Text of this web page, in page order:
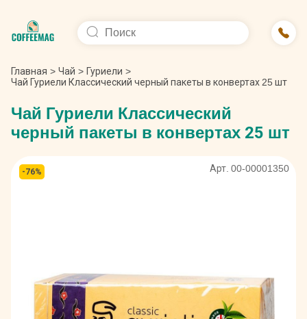
Главная > Чай > Гуриели >
Чай Гуриели Классический черный пакеты в конвертах 25 шт
Чай Гуриели Классический
черный пакеты в конвертах 25 шт
Арт. 00-00001350
-76%